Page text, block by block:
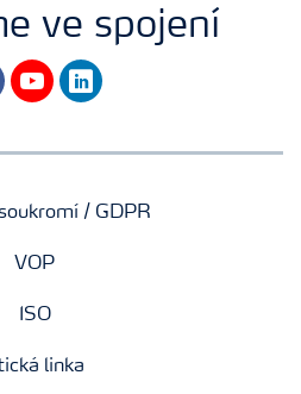
ve spojení
youtubelinkedin
/ GDPR
VOP
ISO
linka